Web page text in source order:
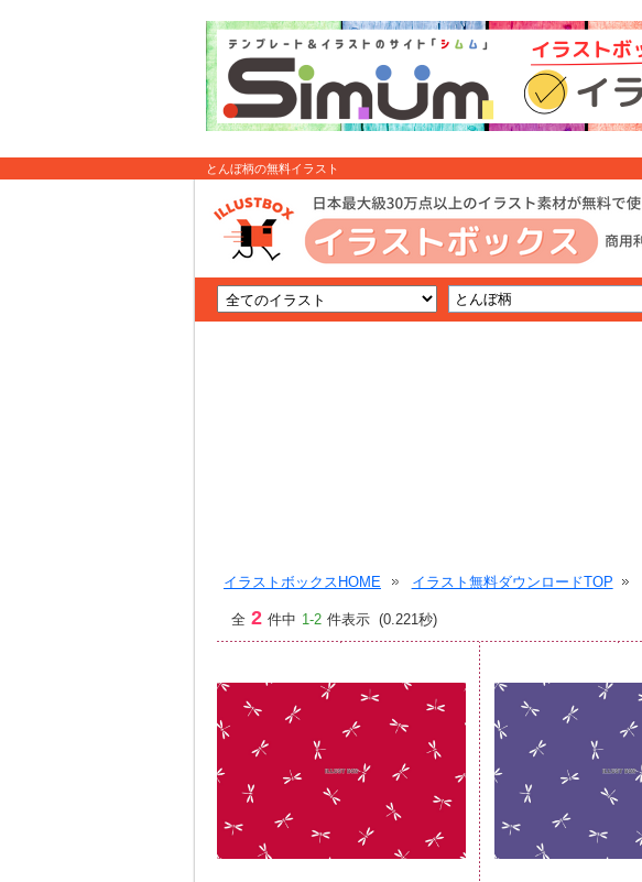
とんぼ柄の無料イラスト
イラストボックスHOME イラスト無料ダウンロードTOP
全 2 件中 1-2 件表示 (0.221秒)